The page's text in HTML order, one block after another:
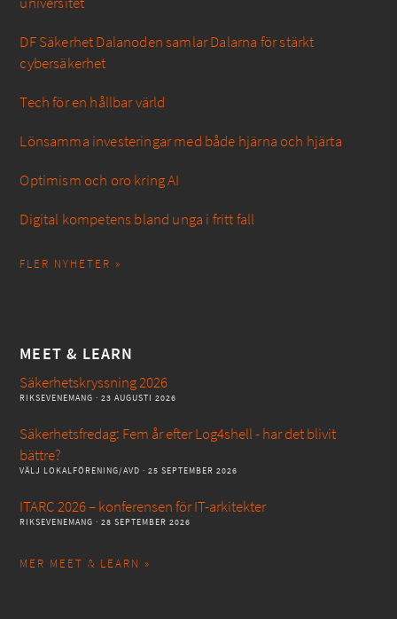
DF Säkerhet Dalanoden samlar Dalarna för stärkt
cybersäkerhet
Tech för en hållbar värld
Lönsamma investeringar med både hjärna och hjärta
Optimism och oro kring AI
Digital kompetens bland unga i fritt fall
FLER NYHETER »
MEET & LEARN
Säkerhetskryssning 2026
RIKSEVENEMANG · 23 AUGUSTI 2026
Säkerhetsfredag: Fem år efter Log4shell - har det blivit
bättre?
VÄLJ LOKALFÖRENING/AVD · 25 SEPTEMBER 2026
ITARC 2026 – konferensen för IT-arkitekter
RIKSEVENEMANG · 28 SEPTEMBER 2026
MER MEET & LEARN »